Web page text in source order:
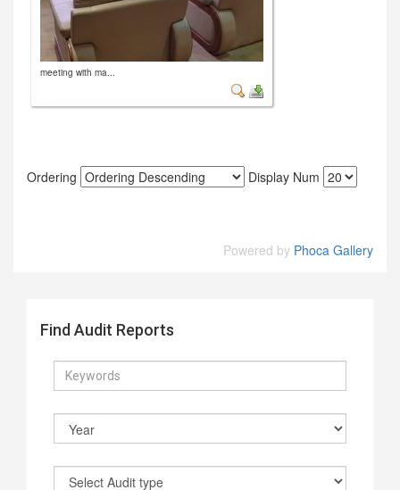
meeting with ma...
Ordering Display Num
Powered by Phoca Gallery
Find Audit Reports